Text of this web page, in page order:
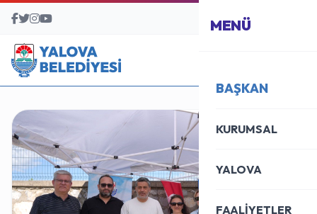
BAŞVURU MERKEZİ
MENÜ
BAŞKAN
KURUMSAL
YALOVA
FAALİYETLER